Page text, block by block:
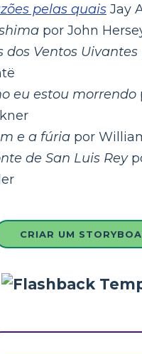
pelas quais Jay
por John
dos Ventos Uivantes
eu estou morrendo
e a fúria por
de San Luis Rey
CRIAR UM